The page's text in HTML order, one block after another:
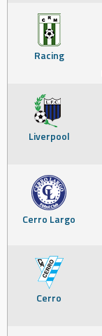
Racing
Liverpool
Cerro Largo
Cerro